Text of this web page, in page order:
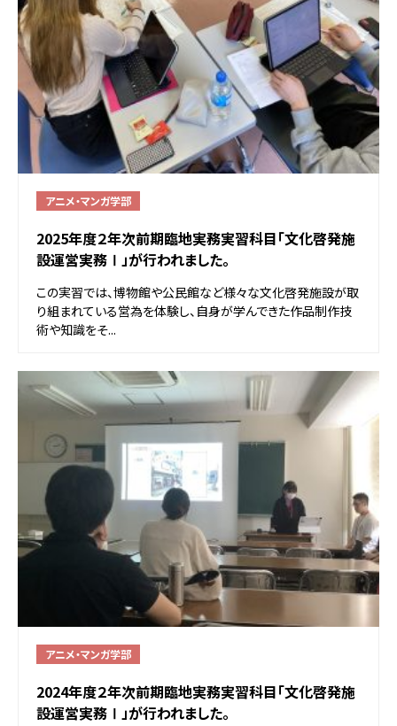
アニメ・マンガ学部
2025年度２年次前期臨地実務実習科目「文化啓発施
設運営実務Ⅰ」が行われました。
この実習では、博物館や公民館など様々な文化啓発施設が取
り組まれている営為を体験し、自身が学んできた作品制作技
術や知識をそ...
アニメ・マンガ学部
2024年度２年次前期臨地実務実習科目「文化啓発施
設運営実務Ⅰ」が行われました。